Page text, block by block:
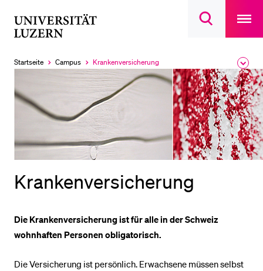
Suchdialog
main
Startseite Campus
Aktuell
ausgewählt
Krankenversicherung
des
Krankenversicherung
Die Krankenversicherung ist für alle in der Schweiz
wohnhaften Personen obligatorisch.
Die Versicherung ist persönlich. Erwachsene müssen selbst
LETZTE SUCHEN
DIE UNI FÜR…
Schulklassen und Lehrpersonen
Studien­interessierte
Studierende
Forschende
Mitarbeitende
Stellensuchende
Förderer
Medien